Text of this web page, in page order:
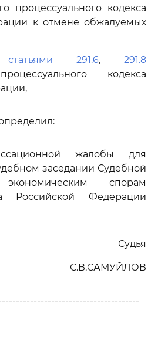
процессуального кодекса
к отмене обжалуемых
статьями 291.6, 291.8
кодекса
жалобы для
заседании Судебной
спорам
Российской Федерации
Судья
С.В.САМУЙЛОВ